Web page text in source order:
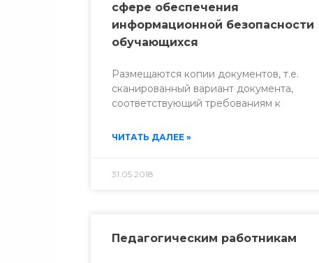
сфере обеспечения
информационной безопасности
обучающихся
Размещаются копии документов, т.е.
сканированный вариант документа,
соответствующий требованиям к
ЧИТАТЬ ДАЛЕЕ »
31.05.2018
Педагогическим работникам